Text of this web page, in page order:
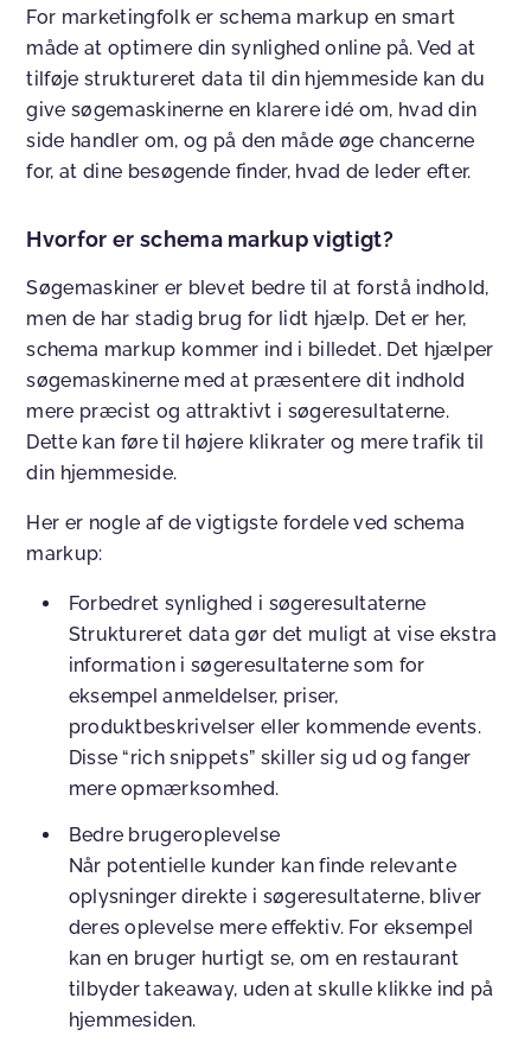
For marketingfolk er schema markup en smart
måde at optimere din synlighed online på. Ved at
tilføje struktureret data til din hjemmeside kan du
give søgemaskinerne en klarere idé om, hvad din
side handler om, og på den måde øge chancerne
for, at dine besøgende finder, hvad de leder efter.
Hvorfor er schema markup vigtigt?
Søgemaskiner er blevet bedre til at forstå indhold,
men de har stadig brug for lidt hjælp. Det er her,
schema markup kommer ind i billedet. Det hjælper
søgemaskinerne med at præsentere dit indhold
mere præcist og attraktivt i søgeresultaterne.
Dette kan føre til højere klikrater og mere trafik til
din hjemmeside.
Her er nogle af de vigtigste fordele ved schema
markup:
Forbedret synlighed i søgeresultaterne
Struktureret data gør det muligt at vise ekstra
information i søgeresultaterne som for
eksempel anmeldelser, priser,
produktbeskrivelser eller kommende events.
Disse “rich snippets” skiller sig ud og fanger
mere opmærksomhed.
Bedre brugeroplevelse
Når potentielle kunder kan finde relevante
oplysninger direkte i søgeresultaterne, bliver
deres oplevelse mere effektiv. For eksempel
kan en bruger hurtigt se, om en restaurant
tilbyder takeaway, uden at skulle klikke ind på
hjemmesiden.